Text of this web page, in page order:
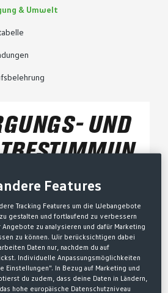
& Umwelt
UND
NACH
Features
Tracking Features um die Webangebote
gestalten und fortlaufend zu verbessern
zu analysieren und dafür Marketing
zu können. Wir berücksichtigen dabei
Daten nur, nachdem du auf
Individuelle Anpassungsmöglichkeiten
Einstellungen". In Bezug auf Marketing und
du zudem, dass deine Daten in Ländern,
hohe europäische Datenschutzniveau